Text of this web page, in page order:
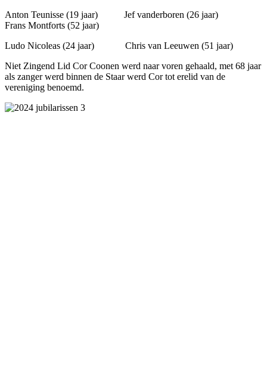
Anton Teunisse (19 jaar) Jef vanderboren (26 jaar)
Frans Montforts (52 jaar)
Ludo Nicoleas (24 jaar) Chris van Leeuwen (51 jaar)
Niet Zingend Lid Cor Coonen werd naar voren gehaald, met 68 jaar
als zanger werd binnen de Staar werd Cor tot erelid van de
vereniging benoemd.